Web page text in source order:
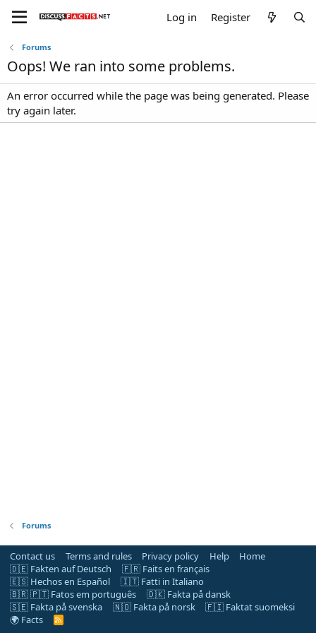
Log in Register
Forums
Oops! We ran into some problems.
An error occurred while the page was being generated. Please
try again later.
Forums
Contact us Terms and rules Privacy policy Help
Home
🇩🇪 Fakten auf Deutsch
🇫🇷 Faits en français
🇪🇸 Hechos en Español
🇮🇹 Fatti in Italiano
🇧🇷 🇵🇹 Fatos em português
🇩🇰 Fakta på dansk
🇸🇪 Fakta på svenska
🇳🇴 Fakta på norsk
🇫🇮 Faktat suomeksi
🌍 Facts
R